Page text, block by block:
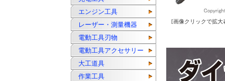
エンジン工具
レーザー・測量機器
電動工具刃物
電動工具アクセサリー
大工道具
作業工具
[画像クリックで拡大